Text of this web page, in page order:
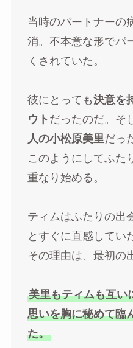
当時のパートナーの
消。不本意な形でパ
くされていた。
彼にとっても決意を
ウト だったのだ。そ
人の小松原美里だっ
このようにしてふた
重なり始める。
ティムはふたりの出
とすぐに直感してい
その理由は、最初の
美里もティムも互い
思いを胸に秘めて臨
た。